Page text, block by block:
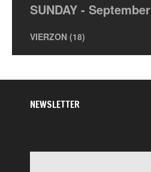
SUNDAY - September
VIERZON (18)
NEWSLETTER